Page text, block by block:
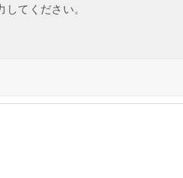
してください。